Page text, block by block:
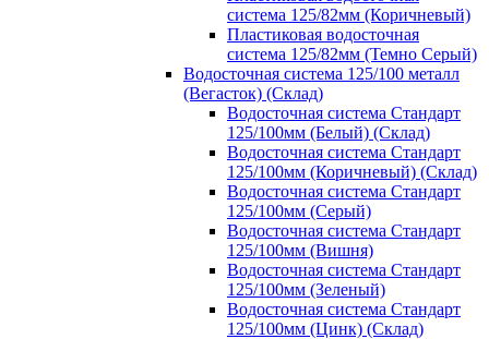
система 125/82мм (Коричневый)
Пластиковая водосточная
система 125/82мм (Темно Серый)
Водосточная система 125/100 металл
(Вегасток) (Склад)
Водосточная система Стандарт
125/100мм (Белый) (Склад)
Водосточная система Стандарт
125/100мм (Коричневый) (Склад)
Водосточная система Стандарт
125/100мм (Серый)
Водосточная система Стандарт
125/100мм (Вишня)
Водосточная система Стандарт
125/100мм (Зеленый)
Водосточная система Стандарт
125/100мм (Цинк) (Склад)